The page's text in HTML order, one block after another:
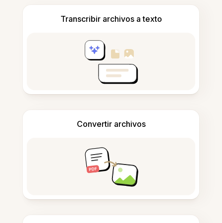
Transcribir archivos a texto
Convertir archivos